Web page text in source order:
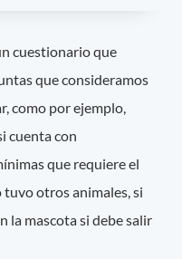
cuestionario que
que consideramos
como por ejemplo,
cuenta con
que requiere el
tuvo otros animales, si
la mascota si debe salir